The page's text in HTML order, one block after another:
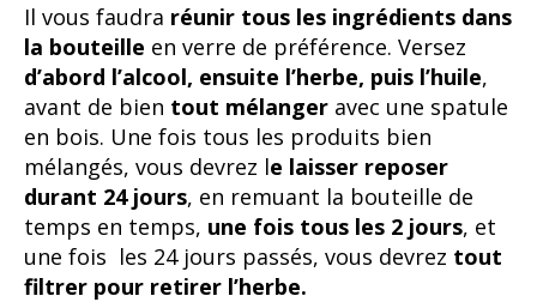
Il vous faudra réunir tous les ingrédients dans
la bouteille en verre de préférence. Versez
d’abord l’alcool, ensuite l’herbe, puis l’huile,
avant de bien tout mélanger avec une spatule
en bois. Une fois tous les produits bien
mélangés, vous devrez le laisser reposer
durant 24 jours, en remuant la bouteille de
temps en temps, une fois tous les 2 jours, et
une fois les 24 jours passés, vous devrez tout
filtrer pour retirer l’herbe.